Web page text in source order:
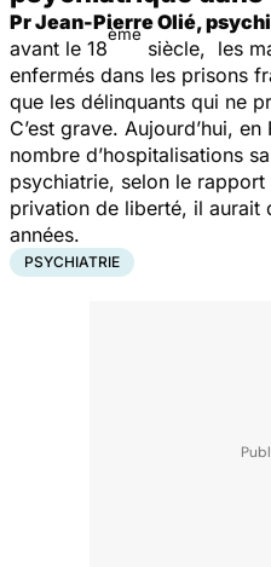
Pr Jean-Pierre Olié,
avant le 18
ème
siècle, les
enfermés dans les prisons
que les délinquants qui ne
C’est grave. Aujourd’hui,
nombre d’hospitalisations
psychiatrie, selon le
privation de liberté, il aurait
années.
PSYCHIATRIE